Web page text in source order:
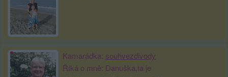
Kamarádka: souhvezdivody
Říká o mně: Danuška,ta je